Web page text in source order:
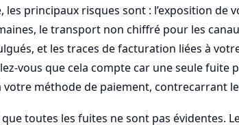
les principaux risques sont : l’exposition de
le transport non chiffré pour les
et les traces de facturation liées à
vous que cela compte car une seule fuite
votre méthode de paiement, contrecarrant
toutes les fuites ne sont pas évidentes.